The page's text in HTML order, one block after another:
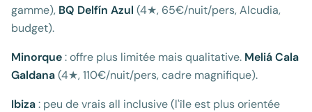
gamme), BQ Delfín Azul (4★, 65€/nuit/pers, Alcudia,
budget).
Minorque: offre plus limitée mais qualitative. Meliá Cala
Galdana(4★, 110€/nuit/pers, cadre magnifique).
Ibiza: peu de vrais all inclusive (l'île est plus orientée